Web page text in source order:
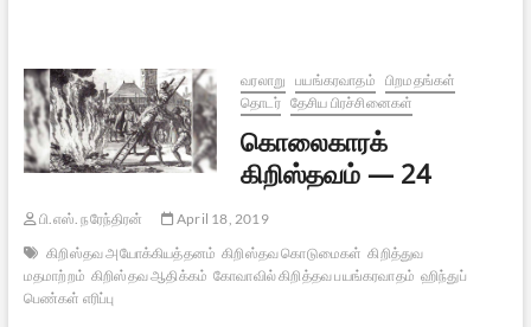
வரலாறு பயங்கரவாதம் பிறமதங்கள்
தொடர் தேசிய பிரச்சினைகள்
கொலைகாரக்
கிறிஸ்தவம் — 24
பி.எஸ். நரேந்திரன்
April 18, 2019
கிறிஸ்தவ அயோக்கியத்தனம் கிறிஸ்தவ கொடுமைகள் கிறித்துவ
மதமாற்றம் கிறிஸ்தவ ஆதிக்கம் கோவாவில் கிறித்தவ பயங்கரவாதம் ஹிந்துப்
பெண்கள் எரிப்பு